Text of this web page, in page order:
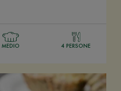
MEDIO 4 PERSONE